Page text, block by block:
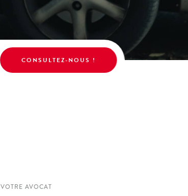
CONSULTEZ-NOUS !
VOTRE AVOCAT